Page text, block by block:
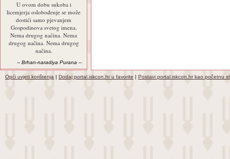
U ovom dobu sukoba i
licemjerja oslobođenje se može
dostići samo pjevanjem
Gospodinova svetog imena.
Nema drugog načina. Nema
drugog načina. Nema drugog
načina.
-- Brhan-naradiya Purana --
Opći uvjeti korištenja | Dodaj portal.iskcon.hr u favorite | Postavi portal.iskcon.hr kao početnu